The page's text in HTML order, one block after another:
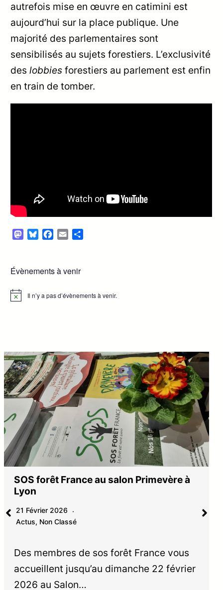
autrefois mise en œuvre en catimini est
aujourd’hui sur la place publique. Une
majorité des parlementaires sont
sensibilisés au sujets forestiers. L’exclusivité
deslobbies forestiers au parlement est enfin
en train de tomber.
Mastodon
BlueskyFacebook
Email
Évènements à venir
Notice Il n’y a pas d’évènements à venir.
SOS forêt France au salon Primevère à
Lyon
21 Février 2026
Actus, Non Classé
Des membres de sos forêt France vous
accueillent jusqu’au dimanche 22 février
2026 au Salon…